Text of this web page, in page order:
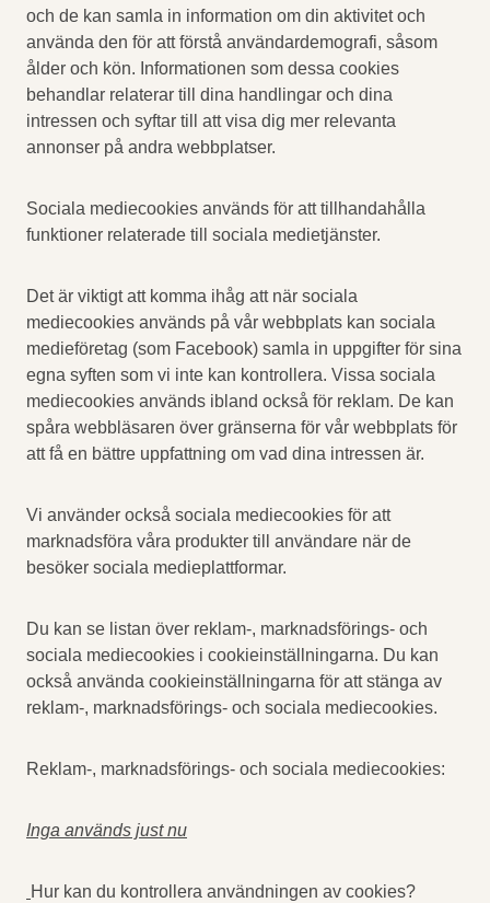
och de kan samla in information om din aktivitet och
använda den för att förstå användardemografi, såsom
ålder och kön. Informationen som dessa cookies
behandlar relaterar till dina handlingar och dina
intressen och syftar till att visa dig mer relevanta
annonser på andra webbplatser.
Sociala mediecookies används för att tillhandahålla
funktioner relaterade till sociala medietjänster.
Det är viktigt att komma ihåg att när sociala
mediecookies används på vår webbplats kan sociala
medieföretag (som Facebook) samla in uppgifter för sina
egna syften som vi inte kan kontrollera. Vissa sociala
mediecookies används ibland också för reklam. De kan
spåra webbläsaren över gränserna för vår webbplats för
att få en bättre uppfattning om vad dina intressen är.
Vi använder också sociala mediecookies för att
marknadsföra våra produkter till användare när de
besöker sociala medieplattformar.
Du kan se listan över reklam-, marknadsförings- och
sociala mediecookies i cookieinställningarna. Du kan
också använda cookieinställningarna för att stänga av
reklam-, marknadsförings- och sociala mediecookies.
Reklam-, marknadsförings- och sociala mediecookies:
Inga används just nu
Hur kan du kontrollera användningen av cookies?